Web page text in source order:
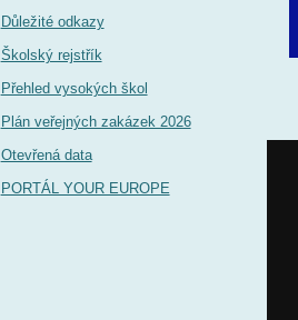
Důležité odkazy
Školský rejstřík
Přehled vysokých škol
Plán veřejných zakázek 2026
Otevřená data
PORTÁL YOUR EUROPE